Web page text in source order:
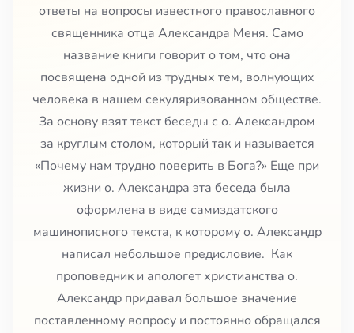
ответы на вопросы известного православного
священника отца Александра Меня. Само
название книги говорит о том, что она
посвящена одной из трудных тем, волнующих
человека в нашем секуляризованном обществе.
За основу взят текст беседы с о. Александром
за круглым столом, который так и называется
«Почему нам трудно поверить в Бога?» Еще при
жизни о. Александра эта беседа была
оформлена в виде самиздатского
машинописного текста, к которому о. Александр
написал небольшое предисловие. Как
проповедник и апологет христианства о.
Александр придавал большое значение
поставленному вопросу и постоянно обращался